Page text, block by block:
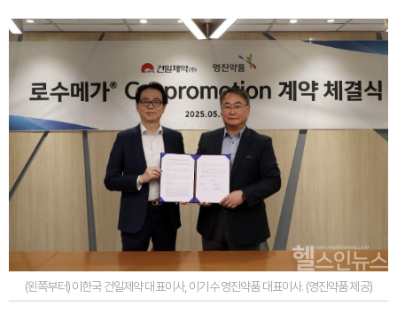
(왼쪽부터) 이한국 건일제약 대표이사, 이기수 영진약품 대표이사. (영진약품 제공)